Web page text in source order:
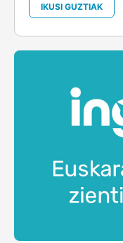
IKUSI GUZTIAK